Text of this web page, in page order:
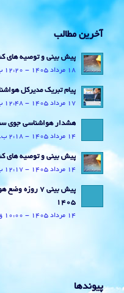
آخرین مطالب
پیش بینی و توصیه های کشاورزی
18 مرداد 1405 - 12:20 ب.ظ
پیام تبریک مدیرکل
17 مرداد 1405 - 12:48 ب.ظ
هشدار هواشناسی جوی سطح زرد شماره
14 مرداد 1405 - 2:18 ب.ظ
پیش بینی و توصیه های کشاورزی
14 مرداد 1405 - 12:17 ب.ظ
1405
14 مرداد 1405 - 10:00 ق.ظ
پیوندها